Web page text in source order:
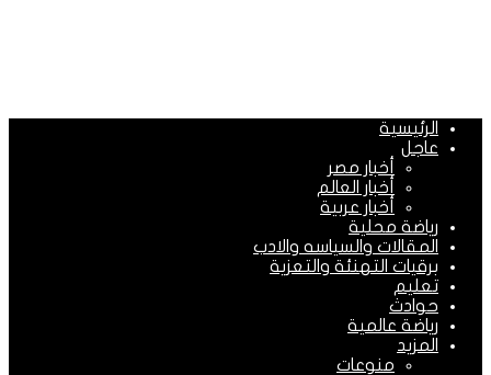
الرئيسية
عاجل
أخبار مصر
أخبار العالم
أخبار عربية
رياضة محلية
المقالات والسياسه والادب
برقيات التهنئة والتعزية
تعليم
حوادث
رياضة عالمية
المزيد
منوعات